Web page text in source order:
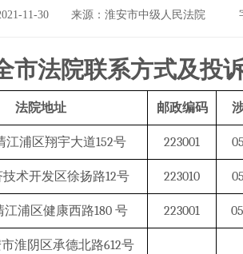
11-30 来源：淮安市中级人民法院 字
市法院联系方式及投
法院地址 邮政编码
江浦区翔宇大道152号 223001
术开发区徐扬路12号 223010
江浦区健康西路180 号 223001
淮阴区承德北路612号